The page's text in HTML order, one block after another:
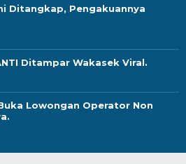
Ditangkap, Pengakuannya
Ditampar Wakasek Viral.
Lowongan Operator Non